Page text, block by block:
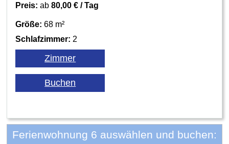
Preis: ab80,00 € / Tag
Größe: 68 m²
Schlafzimmer: 2
Ferienwohnung 6 auswählen und buchen: